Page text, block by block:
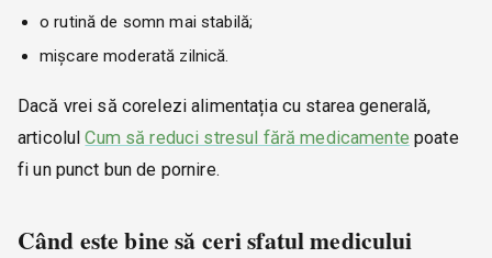
o rutină de somn mai stabilă;
mișcare moderată zilnică.
Dacă vrei să corelezi alimentația cu starea generală,
articolulCum să reduci stresul fără medicamente poate
fi un punct bun de pornire.
Când este bine să ceri sfatul medicului